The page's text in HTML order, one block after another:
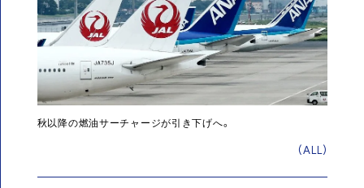
秋以降の燃油サーチャージが引き下げへ。
(ALL)